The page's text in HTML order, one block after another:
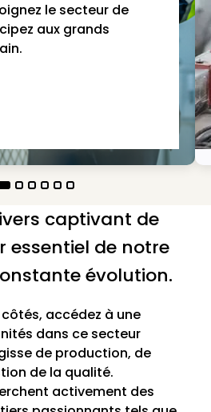
le secteur de
aux grands
captivant de
essentiel de notre
évolution.
accédez à une
dans ce secteur
de production, de
de la qualité.
activement des